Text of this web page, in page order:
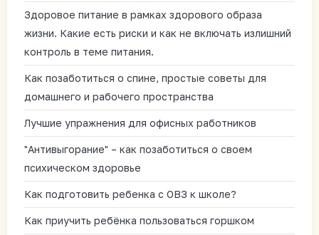
Здоровое питание в рамках здорового образа
жизни. Какие есть риски и как не включать излишний
контроль в теме питания.
Как позаботиться о спине, простые советы для
домашнего и рабочего пространства
Лучшие упражнения для офисных работников
"Антивыгорание" – как позаботиться о своем
психическом здоровье
Как подготовить ребенка с ОВЗ к школе?
Как приучить ребёнка пользоваться горшком